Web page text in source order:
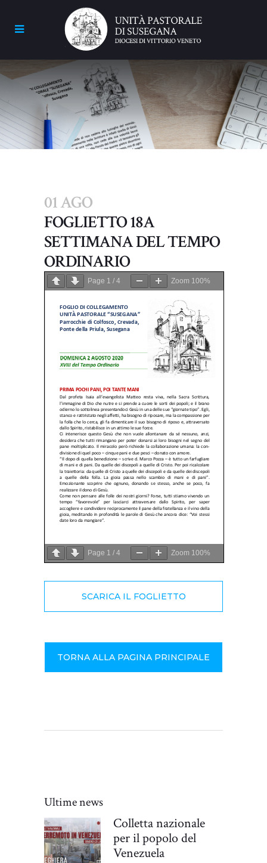
01 AGO
FOGLIETTO 18A
SETTIMANA DEL TEMPO
ORDINARIO
Page 1 / 4 Zoom 100%
Page 1 / 4 Zoom 100%
SCARICA IL FOGLIETTO
TORNA ALLA PAGINA PRINCIPALE
Ultime news
Colletta nazionale
per il popolo del
Venezuela